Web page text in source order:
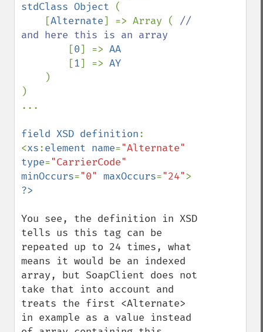
stdClass Object (
    [
Alternate] => Array ( //
and here this is an array
[0] => AA
[1] => AY
)
)
...
field XSD definition:
<xs:element name=
type=
minOccurs="0" maxOccurs="24"
You see, the definition in XSD
tells us this tag can be
repeated up to 24 times, what
means it would be an indexed
array, but SoapClient does not
take that into account and
treats the first <Alternate>
in example as a value instead